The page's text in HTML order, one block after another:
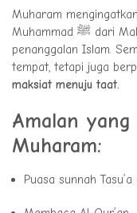
Muharam
Muhammad ﷺ dari Makkah ke Madinah, yang menjadi awal
penanggalan Islam.
tempat, tetapi juga
maksiat menuju taat.
Amalan
Muharam:
Puasa sunnah Tasu’a